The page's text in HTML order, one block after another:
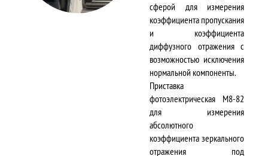
сферой для измерения
коэффициента пропускания
и коэффициента
диффузного отражения с
возможностью исключения
нормальной компоненты.
Приставка
фотоэлектрическая М8-82
для измерения
абсолютного
коэффициента зеркального
отражения под